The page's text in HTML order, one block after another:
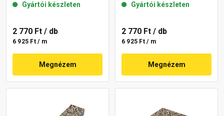
Gyártói készleten
2 770 Ft / db
6 925 Ft / m
Megnézem
Gyártói készleten
2 770 Ft / db
6 925 Ft / m
Megnézem